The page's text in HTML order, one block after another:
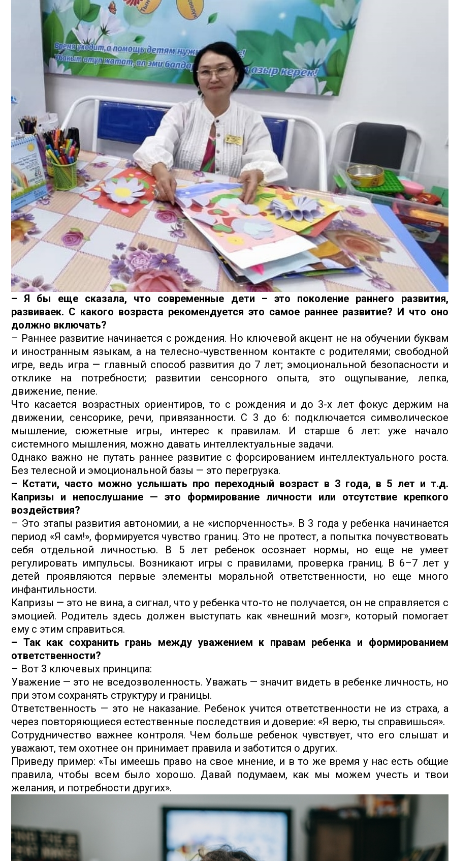
– Я бы еще сказала, что современные дети – это поколение раннего развития,
развиваек. С какого возраста рекомендуется это самое раннее развитие? И что оно
должно включать?
– Раннее развитие начинается с рождения. Но ключевой акцент не на обучении буквам
и иностранным языкам, а на телесно-чувственном контакте с родителями; свободной
игре, ведь игра — главный способ развития до 7 лет; эмоциональной безопасности и
отклике на потребности; развитии сенсорного опыта, это ощупывание, лепка,
движение, пение.
Что касается возрастных ориентиров, то с рождения и до 3-х лет фокус держим на
движении, сенсорике, речи, привязанности. С 3 до 6: подключается символическое
мышление, сюжетные игры, интерес к правилам. И старше 6 лет: уже начало
системного мышления, можно давать интеллектуальные задачи.
Однако важно не путать раннее развитие с форсированием интеллектуального роста.
Без телесной и эмоциональной базы — это перегрузка.
– Кстати, часто можно услышать про переходный возраст в 3 года, в 5 лет и т.д.
Капризы и непослушание — это формирование личности или отсутствие крепкого
воздействия?
– Это этапы развития автономии, а не «испорченность». В 3 года у ребенка начинается
период «Я сам!», формируется чувство границ. Это не протест, а попытка почувствовать
себя отдельной личностью. В 5 лет ребенок осознает нормы, но еще не умеет
регулировать импульсы. Возникают игры с правилами, проверка границ. В 6–7 лет у
детей проявляются первые элементы моральной ответственности, но еще много
инфантильности.
Капризы — это не вина, а сигнал, что у ребенка что-то не получается, он не справляется с
эмоцией. Родитель здесь должен выступать как «внешний мозг», который помогает
ему с этим справиться.
– Так как сохранить грань между уважением к правам ребенка и формированием
ответственности?
– Вот 3 ключевых принципа:
Уважение — это не вседозволенность. Уважать — значит видеть в ребенке личность, но
при этом сохранять структуру и границы.
Ответственность — это не наказание. Ребенок учится ответственности не из страха, а
через повторяющиеся естественные последствия и доверие: «Я верю, ты справишься».
Сотрудничество важнее контроля. Чем больше ребенок чувствует, что его слышат и
уважают, тем охотнее он принимает правила и заботится о других.
Приведу пример: «Ты имеешь право на свое мнение, и в то же время у нас есть общие
правила, чтобы всем было хорошо. Давай подумаем, как мы можем учесть и твои
желания, и потребности других».